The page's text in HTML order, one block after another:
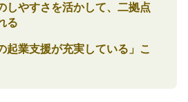
しやすさを活かして、二拠点
る
起業支援が充実している」こ